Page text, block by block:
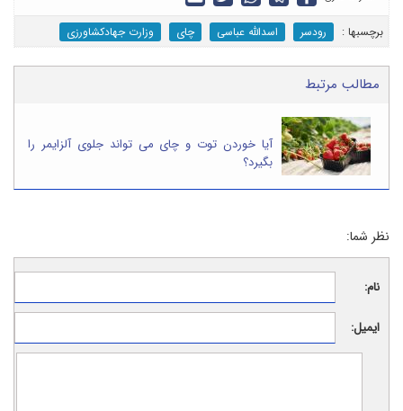
برچسب‎ها : رودسر اسدالله عباسی چای وزارت جهادکشاورزی
مطالب مرتبط
آیا خوردن توت و چای می تواند جلوی آلزایمر را
بگیرد؟
نظر شما:
نام:
ایمیل: